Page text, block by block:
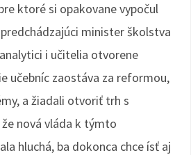
ktoré si opakovane vypočul
minister školstva
i učitelia otvorene
učebníc zaostáva za reformou,
a žiadali otvoriť trh s
nová vláda k týmto
hluchá, ba dokonca chce ísť aj